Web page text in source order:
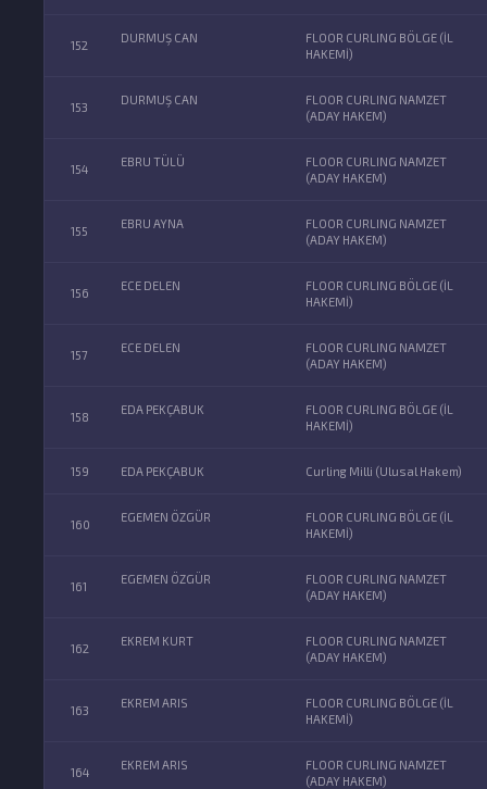
152
DURMUŞ CAN
FLOOR CURLING BÖLGE (İL
HAKEMİ)
153
DURMUŞ CAN
FLOOR CURLING NAMZET
(ADAY HAKEM)
154
EBRU TÜLÜ
FLOOR CURLING NAMZET
(ADAY HAKEM)
155
EBRU AYNA
FLOOR CURLING NAMZET
(ADAY HAKEM)
156
ECE DELEN
FLOOR CURLING BÖLGE (İL
HAKEMİ)
157
ECE DELEN
FLOOR CURLING NAMZET
(ADAY HAKEM)
158
EDA PEKÇABUK
FLOOR CURLING BÖLGE (İL
HAKEMİ)
159 EDA PEKÇABUK Curling Milli (Ulusal Hakem)
160
EGEMEN ÖZGÜR
FLOOR CURLING BÖLGE (İL
HAKEMİ)
161
EGEMEN ÖZGÜR
FLOOR CURLING NAMZET
(ADAY HAKEM)
162
EKREM KURT
FLOOR CURLING NAMZET
(ADAY HAKEM)
163
EKREM ARIS
FLOOR CURLING BÖLGE (İL
HAKEMİ)
164
EKREM ARIS
FLOOR CURLING NAMZET
(ADAY HAKEM)